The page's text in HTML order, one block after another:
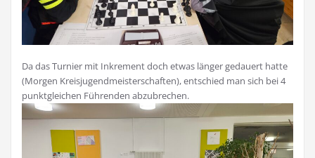
Da das Turnier mit Inkrement doch etwas länger gedauert hatte
(Morgen Kreisjugendmeisterschaften), entschied man sich bei 4
punktgleichen Führenden abzubrechen.